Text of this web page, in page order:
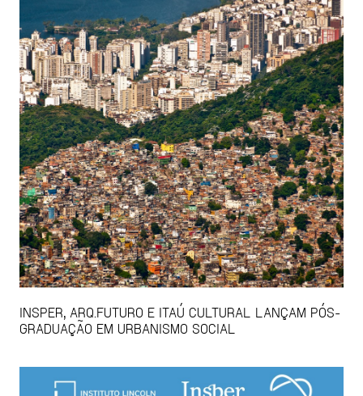
INSPER, ARQ.FUTURO E ITAÚ CULTURAL LANÇAM PÓS-
GRADUAÇÃO EM URBANISMO SOCIAL